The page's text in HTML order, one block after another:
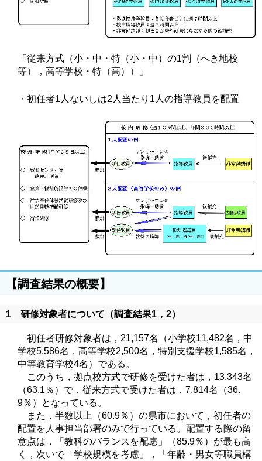
「従来方式（小・中・特（小・中）の1割（へき地校
等），高等学校・特（高））」
・初任者1人ないしは2人当たり1人の指導教員を配置
【調査結果の概要】
1 研修対象者について（調査結果1，2）
初任者研修対象者は，21,157名（小学校11,482名，中
学校5,586名，高等学校2,500名，特別支援学校1,585名，
中等教育学校4名）である。
このうち，拠点校方式で研修を受けた者は，13,343名
（63.1％）で，従来方式で受けた者は，7,814名（36.
9％）となっている。
また，半数以上（60.9％）の県市において，初任者の
配置を人事担当部署のみで行っている。配置する際の留
意点は，「教科のバランスを配慮」（85.9％）が最も高
く，次いで「学校規模を考慮」，「年齢・男女等職員構